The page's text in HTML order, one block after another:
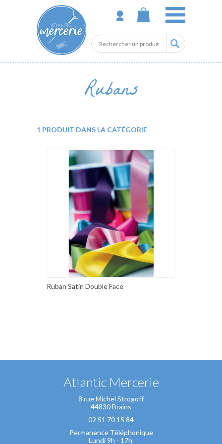
Rubans
1 PRODUIT DANS LA CATÉGORIE
Ruban Satin Double Face
Atlantic Mercerie
8 rue Michel Strogoff
44830 Brains
02 51 70 15 84
Permanence Téléphonique
Lundi 9h - 17h